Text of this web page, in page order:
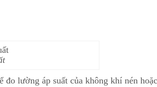
đo lường áp suất của không khí nén hoặc